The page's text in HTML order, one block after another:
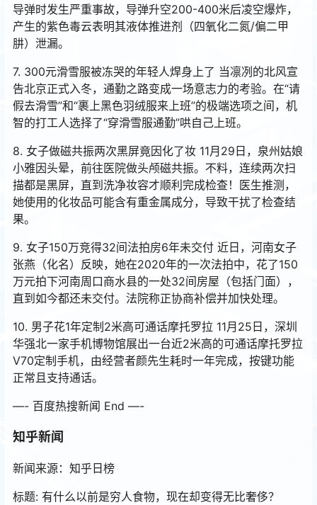
导弹时发生严重事故，导弹升空200-400米后凌空爆炸，
产生的紫色毒云表明其液体推进剂（四氧化二氮/偏二甲
肼）泄漏。
7. 300元滑雪服被冻哭的年轻人焊身上了 当凛冽的北风宣
告北京正式入冬，通勤之路变成一场意志力的考验。在“请
假去滑雪”和“裹上黑色羽绒服来上班”的极端选项之间，机
智的打工人选择了“穿滑雪服通勤”哄自己上班。
8. 女子做磁共振两次黑屏竟因化了妆 11月29日，泉州姑娘
小雅因头晕，前往医院做头颅磁共振。不料，连续两次扫
描都是黑屏，直到洗净妆容才顺利完成检查！医生推测，
她使用的化妆品可能含有重金属成分，导致干扰了检查结
果。
9. 女子150万竞得32间法拍房6年未交付 近日，河南女子
张燕（化名）反映，她在2020年的一次法拍中，花了150
万元拍下河南周口商水县的一处32间房屋（包括门面），
直到如今都还未交付。法院称正协商补偿并加快处理。
10. 男子花1年定制2米高可通话摩托罗拉 11月25日，深圳
华强北一家手机博物馆展出一台近2米高的可通话摩托罗拉
V70定制手机，由经营者颜先生耗时一年完成，按键功能
正常且支持通话。
—- 百度热搜新闻 End —-
知乎新闻
新闻来源：知乎日榜
标题: 有什么以前是穷人食物，现在却变得无比奢侈？